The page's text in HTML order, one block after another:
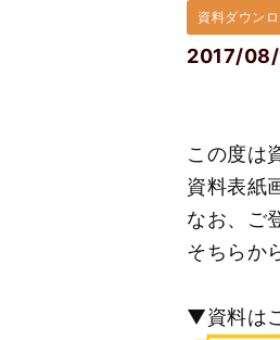
資料ダウン
2017/
この度は
資料表紙
なお、
ご
そちらか
▼資料は